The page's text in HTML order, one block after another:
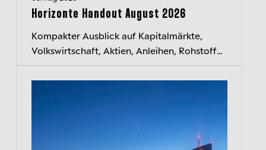
Horizonte Handout August 2026
Kompakter Ausblick auf Kapitalmärkte,
Volkswirtschaft, Aktien, Anleihen, Rohstoffe